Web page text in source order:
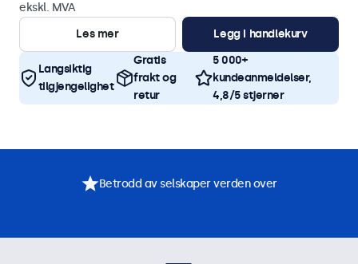
ekskl. MVA
Les mer
Legg i handlekurv
Langsiktig
tilgjengelighet
Gratis
frakt og
retur
5 000+
kundeanmeldelser,
4,8/5 stjerner
Betrodd av selskaper verden over